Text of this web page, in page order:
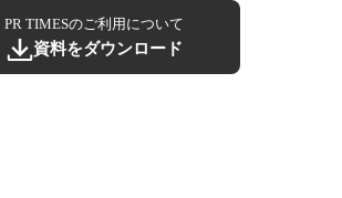
PR TIMESのご利用について
資料をダウンロード